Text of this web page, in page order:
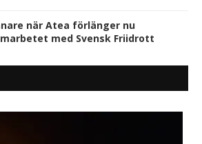
när Atea förlänger nu
med Svensk Friidrott